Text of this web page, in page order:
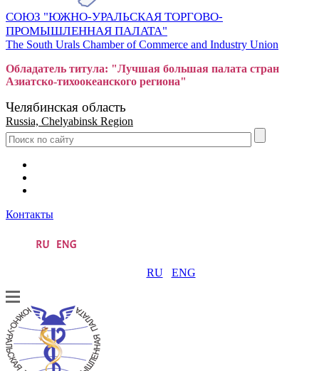
СОЮЗ "ЮЖНО-УРАЛЬСКАЯ ТОРГОВО-
ПРОМЫШЛЕННАЯ ПАЛАТА"
The South Urals Chamber of Commerce and Industry Union
Обладатель титула: "Лучшая большая палата стран
Азиатско-тихоокеанского региона"
Челябинская область
Russia, Chelyabinsk Region
Контакты
RU ENG